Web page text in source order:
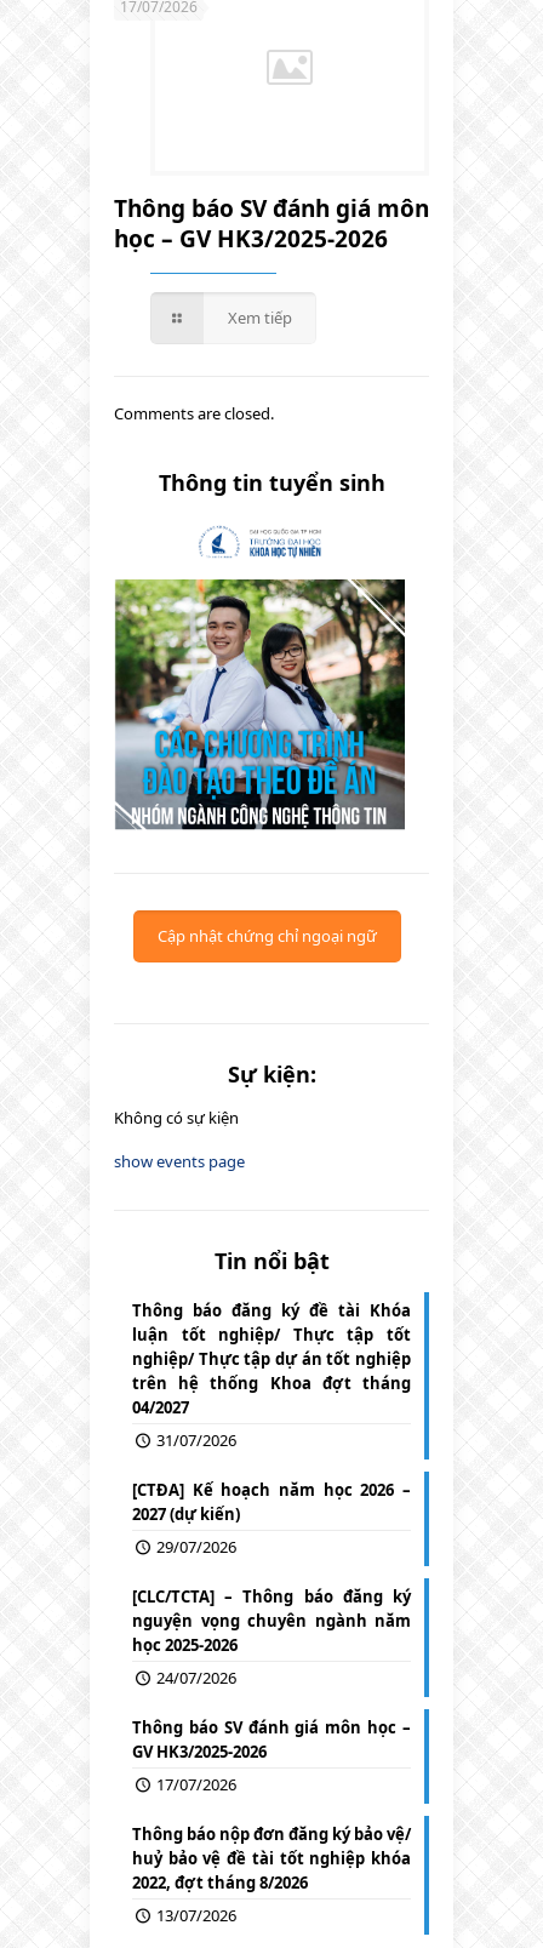
17/07/2026
Thông báo SV đánh giá môn
học – GV HK3/2025-2026
Xem tiếp
Comments are closed.
Thông tin tuyển sinh
Cập nhật chứng chỉ ngoại ngữ
Sự kiện:
Không có sự kiện
show events page
Tin nổi bật
Thông báo đăng ký đề tài Khóa
luận tốt nghiệp/ Thực tập tốt
nghiệp/ Thực tập dự án tốt nghiệp
trên hệ thống Khoa đợt tháng
04/2027
31/07/2026
[CTĐA] Kế hoạch năm học 2026 –
2027 (dự kiến)
29/07/2026
[CLC/TCTA] – Thông báo đăng ký
nguyện vọng chuyên ngành năm
học 2025-2026
24/07/2026
Thông báo SV đánh giá môn học –
GV HK3/2025-2026
17/07/2026
Thông báo nộp đơn đăng ký bảo vệ/
huỷ bảo vệ đề tài tốt nghiệp khóa
2022, đợt tháng 8/2026
13/07/2026